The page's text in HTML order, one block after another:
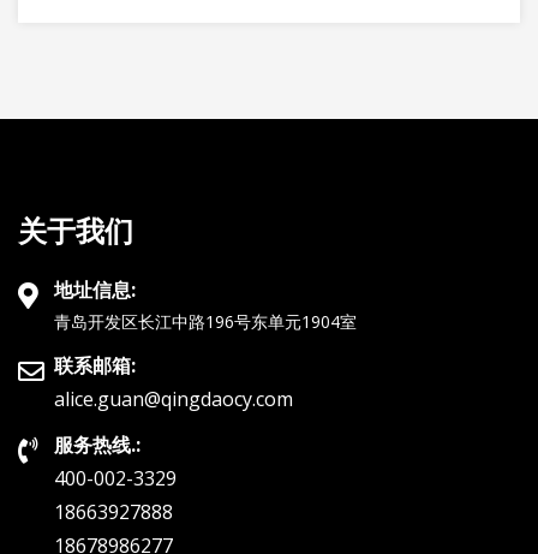
关于我们
地址信息:
青岛开发区长江中路196号东单元1904室
联系邮箱:
alice.guan@qingdaocy.com
服务热线.:
400-002-3329
18663927888
18678986277